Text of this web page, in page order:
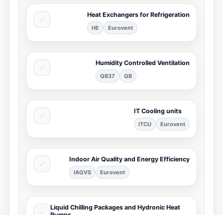
Heat Exchangers for Refrigeration
Eurovent
HE
Humidity Controlled Ventilation
QB37
IT Cooling units
Eurovent
ITCU
Indoor Air Quality and Energy Efficiency
Eurovent
IAQVS
Liquid Chilling Packages and Hydronic Heat